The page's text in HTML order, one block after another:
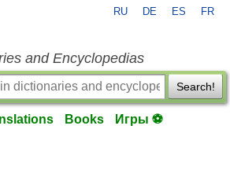
RU DE ES FR
and Encyclopedias
Search!
Books Игры ⚽